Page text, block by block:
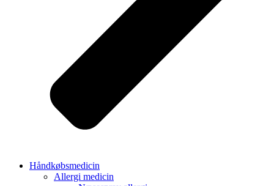
Håndkøbsmedicin
Allergi medicin